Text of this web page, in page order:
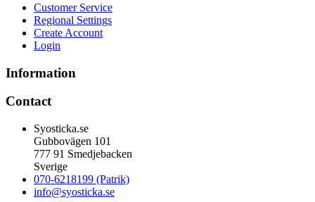
Customer Service
Regional Settings
Create Account
Login
Information
Contact
Syosticka.se
Gubbovägen 101
777 91 Smedjebacken
Sverige
070-6218199 (Patrik)
info@syosticka.se